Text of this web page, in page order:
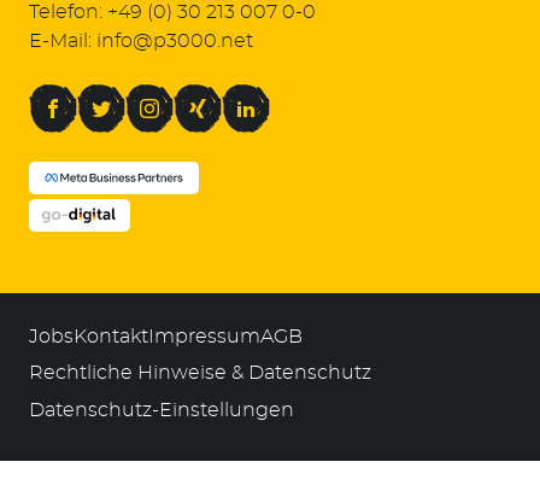
Telefon: +49 (0) 30 213 007 0-0
E-Mail: info@p3000.net
FacebookTwitterInstagramXing LinkedIn
JobsKontakt ImpressumAGB
Rechtliche Hinweise & Datenschutz
Datenschutz-Einstellungen